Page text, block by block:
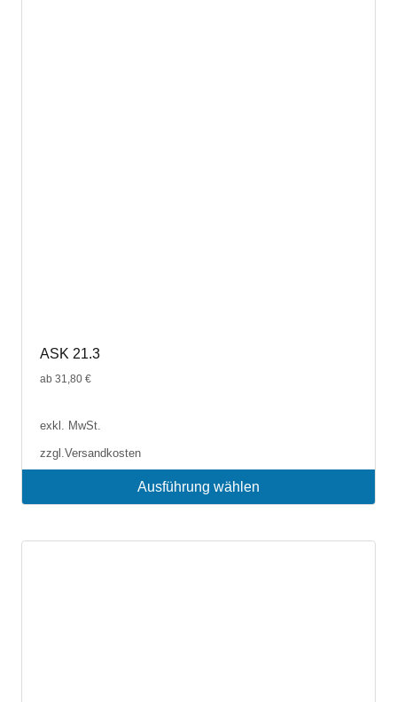
ASK 21.3
ab 31,80 €
exkl. MwSt.
zzgl.Versandkosten
Ausführung wählen